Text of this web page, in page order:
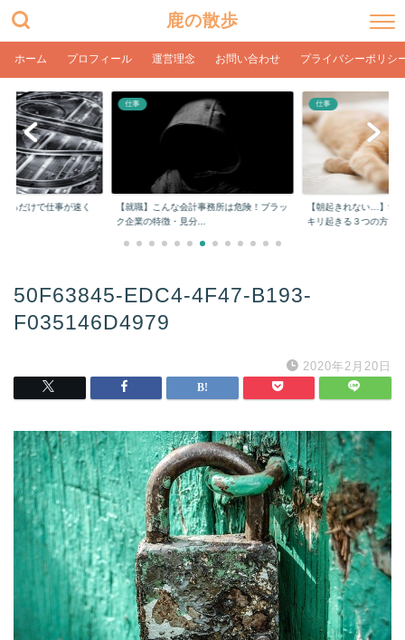
鹿の散歩
ホーム プロフィール 運営理念 お問い合わせ プライバシーポリシ
るだけで仕事が速く
仕事
【就職】こんな会計事務所は危険！ブラッ
ク企業の特徴・見分...
仕事
【朝起きれない…】学
キリ起きる３つの方...
50F63845-EDC4-4F47-B193-
F035146D4979
2020年2月20日